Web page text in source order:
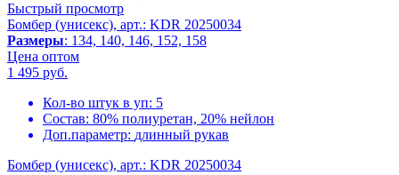
Быстрый просмотр
Бомбер (унисекс), арт.: KDR 20250034
Размеры: 134, 140, 146, 152, 158
Цена оптом
1 495 руб.
Кол-во штук в уп: 5
Состав: 80% полиуретан, 20% нейлон
Доп.параметр: длинный рукав
Бомбер (унисекс), арт.: KDR 20250034